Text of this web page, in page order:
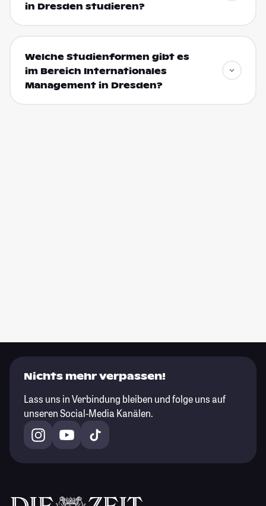
in Dresden studieren?
Welche Studienformen gibt es
im Bereich Internationales
Management in Dresden?
Nichts mehr verpassen!
Lass uns in Verbindung bleiben und folge uns auf
unseren Social-Media Kanälen.